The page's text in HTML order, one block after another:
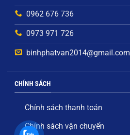
0962 676 736
0973 971 726
binhphatvan2014@gmail.com
CHÍNH SÁCH
Chính sách thanh toán
Chính sách vận chuyển